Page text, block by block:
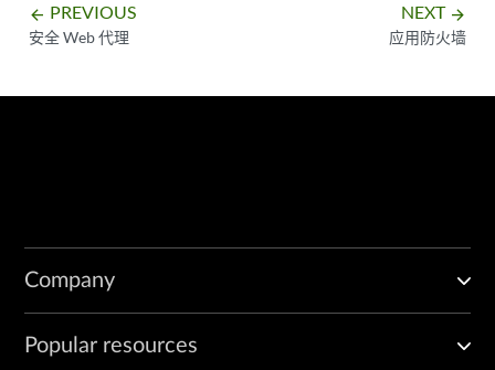
arrow_backward PREVIOUS
安全 Web 代理
NEXT arrow_forward
应用防火墙
Company
Popular resources